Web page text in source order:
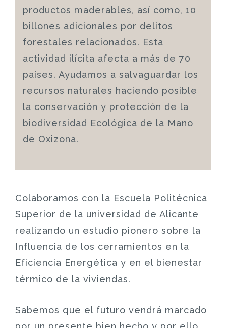
productos maderables, así como, 10
billones adicionales por delitos
forestales relacionados. Esta
actividad ilícita afecta a más de 70
países. Ayudamos a salvaguardar los
recursos naturales haciendo posible
la conservación y protección de la
biodiversidad Ecológica de la Mano
de Oxizona.
Colaboramos con la Escuela Politécnica
Superior de la universidad de Alicante
realizando un estudio pionero sobre la
Influencia de los cerramientos en la
Eficiencia Energética y en el bienestar
térmico de la viviendas.
Sabemos que el futuro vendrá marcado